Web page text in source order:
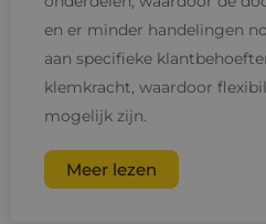
en er minder handelingen
aan specifieke
klemkracht, waardoor
mogelijk zijn.
Meer lezen